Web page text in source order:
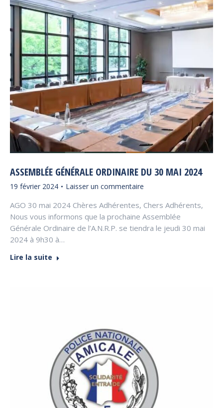
ASSEMBLÉE GÉNÉRALE ORDINAIRE DU 30 MAI 2024
19 février 2024 Laisser un commentaire
AGO 30 mai 2024 Chères Adhérentes, Chers Adhérents,
Nous vous informons que la prochaine Assemblée
Générale Ordinaire de l’A.N.R.P. se tiendra le jeudi 30 mai
2024 à 9h30 à…
Lire la suite